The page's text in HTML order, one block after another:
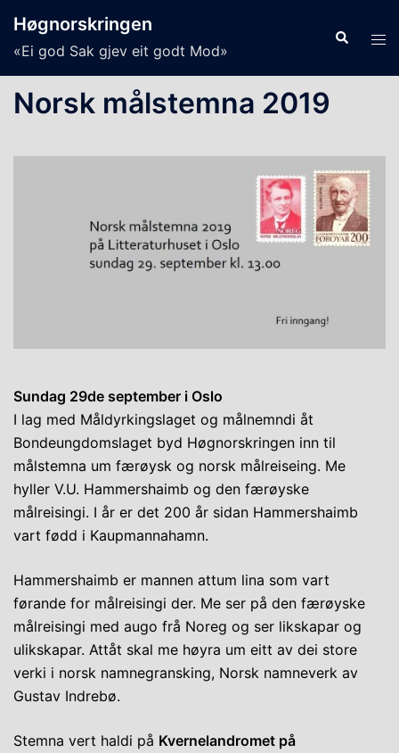
content
Høgnorskringen
«Ei god Sak gjev eit godt Mod»
Search
Norsk målstemna 2019
Sundag 29de september i Oslo
I lag med Måldyrkingslaget og målnemndi åt
Bondeungdomslaget byd Høgnorskringen inn til
målstemna um færøysk og norsk målreiseing. Me
hyller V.U. Hammershaimb og den færøyske
målreisingi. I år er det 200 år sidan Hammershaimb
vart fødd i Kaupmannahamn.
Hammershaimb er mannen attum lina som vart
førande for målreisingi der. Me ser på den færøyske
målreisingi med augo frå Noreg og ser likskapar og
ulikskapar. Attåt skal me høyra um eitt av dei store
verki i norsk namnegransking, Norsk namneverk av
Gustav Indrebø.
Stemna vert haldi på Kvernelandromet på